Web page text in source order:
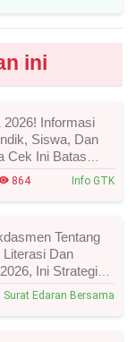
ini
2026! Informasi
Siswa, Dan
Cek Ini Batas
864 Info GTK
Tentang
Literasi Dan
Ini Strategi
Surat Edaran Bersama